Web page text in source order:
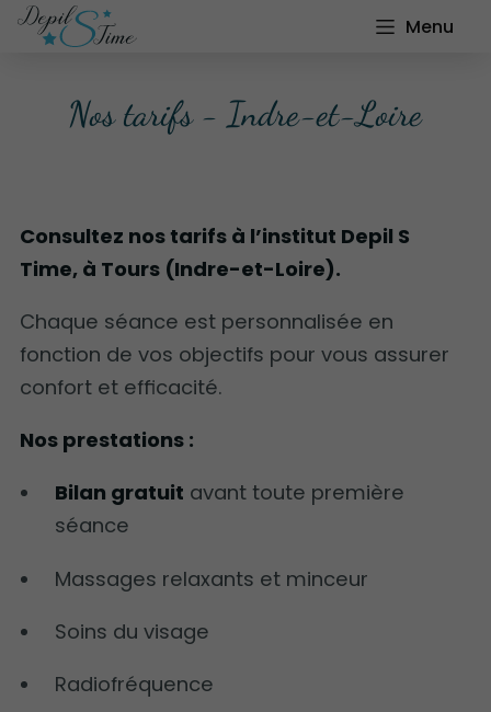
Menu
Nos tarifs - Indre-et-Loire
Consultez nos tarifs à l’institut Depil S
Time, à Tours (Indre-et-Loire).
Chaque séance est personnalisée en
fonction de vos objectifs pour vous assurer
confort et efficacité.
Nos prestations :
Bilan gratuit avant toute première
séance
Massages relaxants et minceur
Soins du visage
Radiofréquence